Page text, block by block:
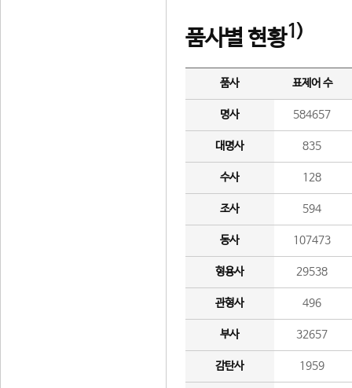
품사별 현황1)
품사 표제어 수
명사 584657
대명사 835
수사 128
조사 594
동사 107473
형용사 29538
관형사 496
부사 32657
감탄사 1959